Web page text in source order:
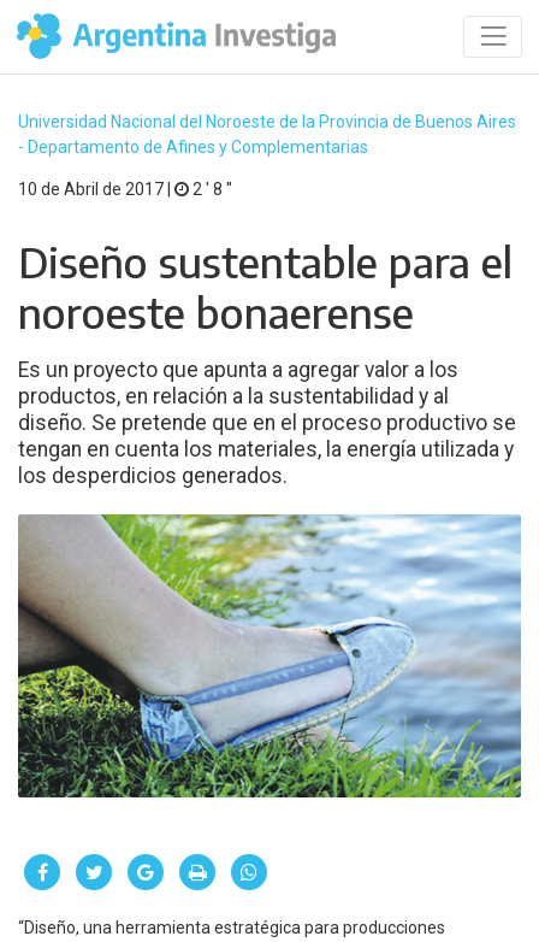
Universidad Nacional del Noroeste de la Provincia de Buenos Aires
- Departamento de Afines y Complementarias
10 de Abril de 2017 | 2 ′ 8 ′′
Diseño sustentable para el
noroeste bonaerense
Es un proyecto que apunta a agregar valor a los
productos, en relación a la sustentabilidad y al
diseño. Se pretende que en el proceso productivo se
tengan en cuenta los materiales, la energía utilizada y
los desperdicios generados.
“Diseño, una herramienta estratégica para producciones